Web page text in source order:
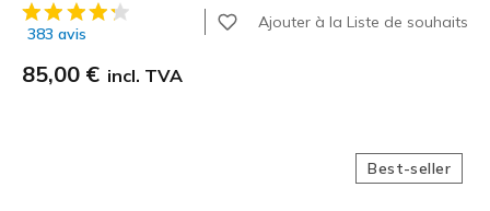
Évaluation client 4,1 sur 5
383 avis
Ajouter à la Liste de souhaits
85,00 € incl. TVA
Best-seller